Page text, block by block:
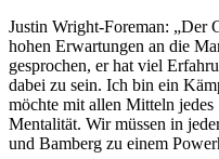
Justin Wright-Foreman: „Der
hohen Erwartungen an die
gesprochen, er hat viel
dabei zu sein. Ich bin ein
möchte mit allen Mitteln
Mentalität. Wir müssen in
und Bamberg zu einem